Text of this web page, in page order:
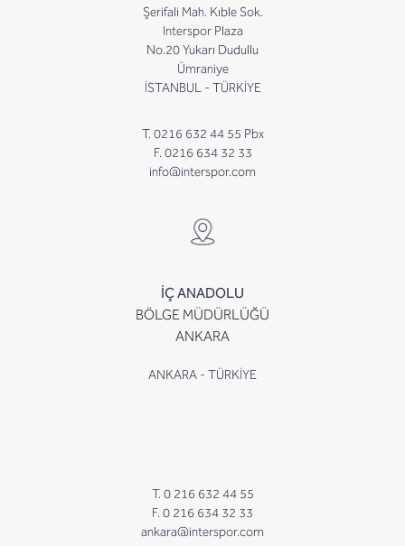
Şerifali Mah. Kıble Sok.
Interspor Plaza
No.20 Yukarı Dudullu
Ümraniye
İSTANBUL - TÜRKİYE
T. 0216 632 44 55 Pbx
F. 0216 634 32 33
info@interspor.com
İÇ ANADOLU
BÖLGE MÜDÜRLÜĞÜ
ANKARA
ANKARA - TÜRKİYE
T. 0 216 632 44 55
F. 0 216 634 32 33
ankara@interspor.com